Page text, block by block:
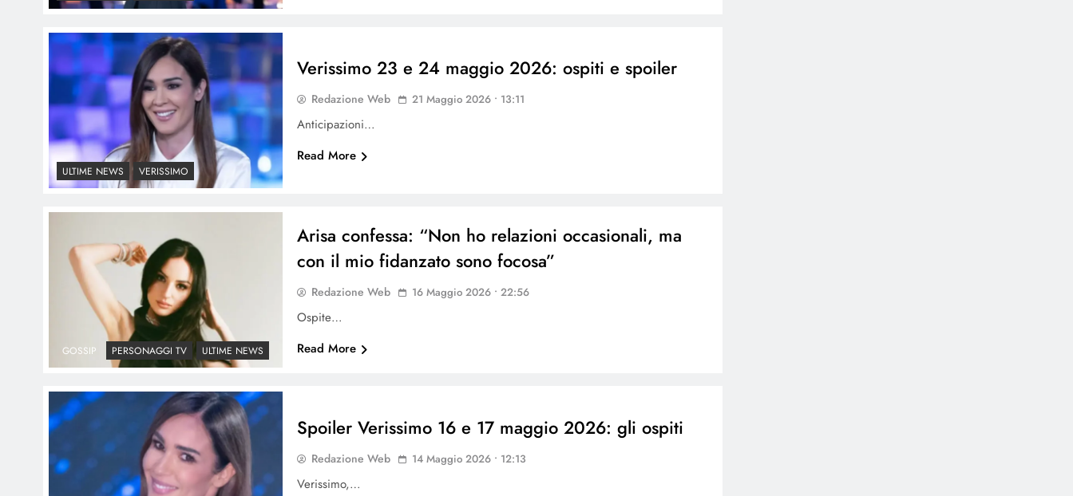
ULTIME NEWS VERISSIMO
Verissimo 23 e 24 maggio 2026: ospiti e spoiler
Redazione Web 21 Maggio 2026 • 13:11
Anticipazioni…
Read More
GOSSIP PERSONAGGI TV ULTIME NEWS
Arisa confessa: “Non ho relazioni occasionali, ma
con il mio fidanzato sono focosa”
Redazione Web 16 Maggio 2026 • 22:56
Ospite…
Read More
Spoiler Verissimo 16 e 17 maggio 2026: gli ospiti
Redazione Web 14 Maggio 2026 • 12:13
Verissimo,…